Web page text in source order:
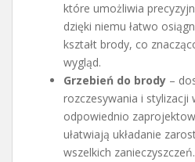
które umożliwia
dzięki niemu łatwo
kształt brody, co
wygląd.
Grzebień do brody –
rozczesywania i stylizacji
odpowiednio
ułatwiają układanie
wszelkich zanieczyszczeń.